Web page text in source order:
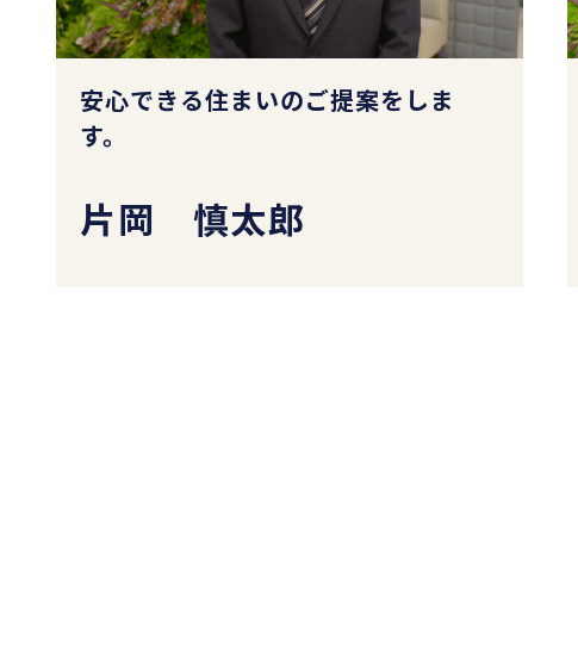
安心できる住まいのご提案をしま
す。
片岡 慎太郎